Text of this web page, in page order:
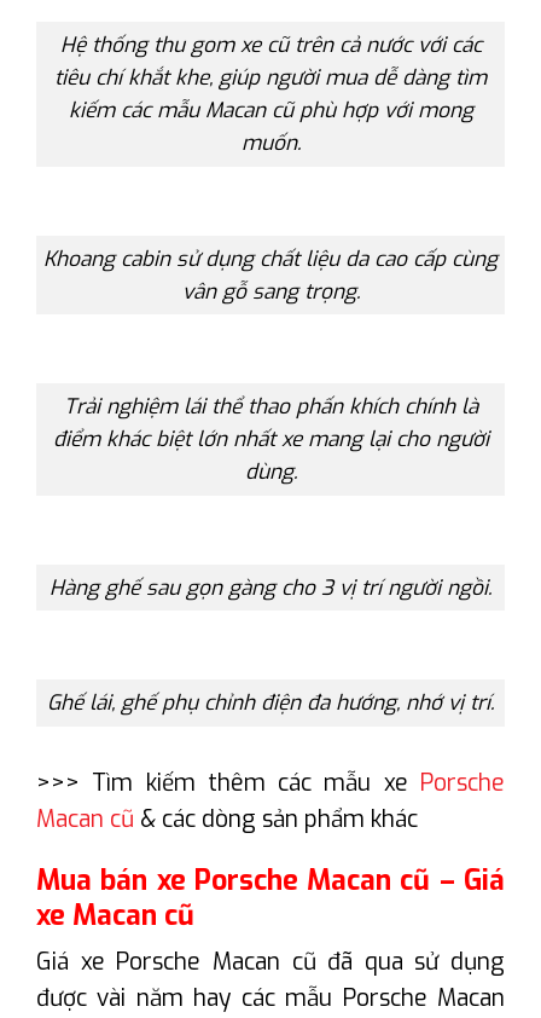
Hệ thống thu gom xe cũ trên cả nước với các
tiêu chí khắt khe, giúp người mua dễ dàng tìm
kiếm các mẫu Macan cũ phù hợp với mong
muốn.
Khoang cabin sử dụng chất liệu da cao cấp cùng
vân gỗ sang trọng.
Trải nghiệm lái thể thao phấn khích chính là
điểm khác biệt lớn nhất xe mang lại cho người
dùng.
Hàng ghế sau gọn gàng cho 3 vị trí người ngồi.
Ghế lái, ghế phụ chỉnh điện đa hướng, nhớ vị trí.
>>> Tìm kiếm thêm các mẫu xe Porsche
Macan cũ & các dòng sản phẩm khác
Mua bán xe Porsche Macan cũ – Giá
xe Macan cũ
Giá xe Porsche Macan cũ đã qua sử dụng
được vài năm hay các mẫu Porsche Macan